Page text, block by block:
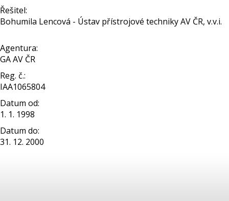
Řešitel:
Bohumila Lencová - Ústav přístrojové techniky AV ČR, v.v.i.
Agentura:
GA AV ČR
Reg. č.:
IAA1065804
Datum od:
1. 1. 1998
Datum do:
31. 12. 2000